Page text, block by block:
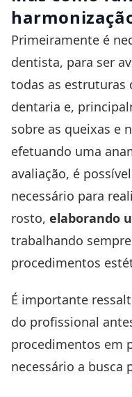
Primeiramente é
dentista, para ser
todas as estruturas
dentaria e,
sobre as queixas e
efetuando uma
avaliação, é
necessário para
rosto, elaborando
trabalhando
procedimentos
É importante
do profissional
procedimentos em
necessário a busca